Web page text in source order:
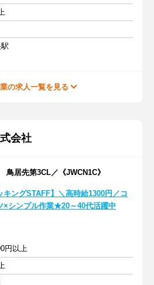
の求人一覧を見る
会社
居先第3CL／《JWCN1C》
キングSTAFF】＼高時給1300円／コ
×シンプル作業★20～40代活躍中
円以上